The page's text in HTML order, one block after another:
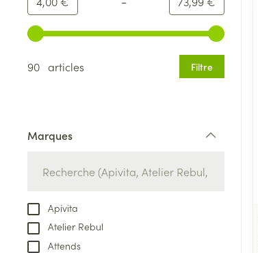
Utilisez les touches fléchées gauche et droite
90 articles
Filtre
Marques
Apivita
Atelier Rebul
Attends